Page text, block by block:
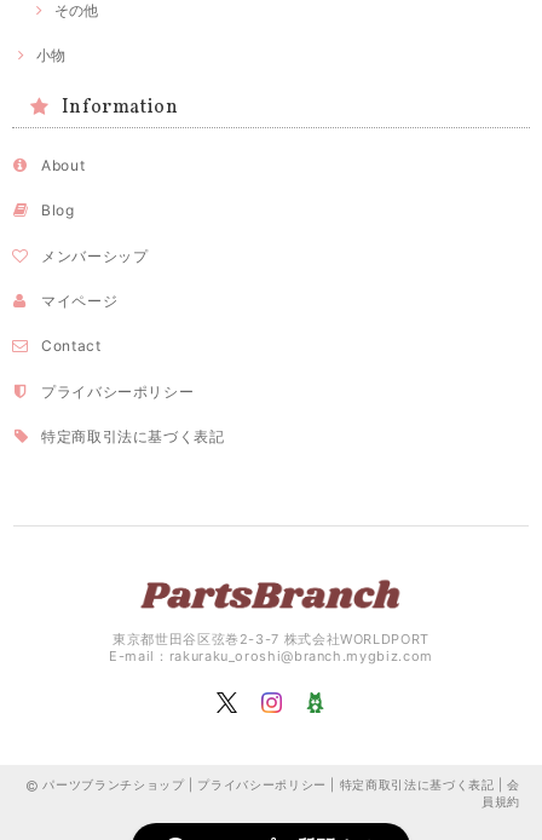
その他
小物
Information
About
Blog
メンバーシップ
マイページ
Contact
プライバシーポリシー
特定商取引法に基づく表記
東京都世田谷区弦巻2-3-7 株式会社WORLDPORT
E-mail： rakuraku_oroshi@branch.mygbiz.com
パーツブランチショップ | プライバシーポリシー 特定商取引法に基づく表記 |会
員規約